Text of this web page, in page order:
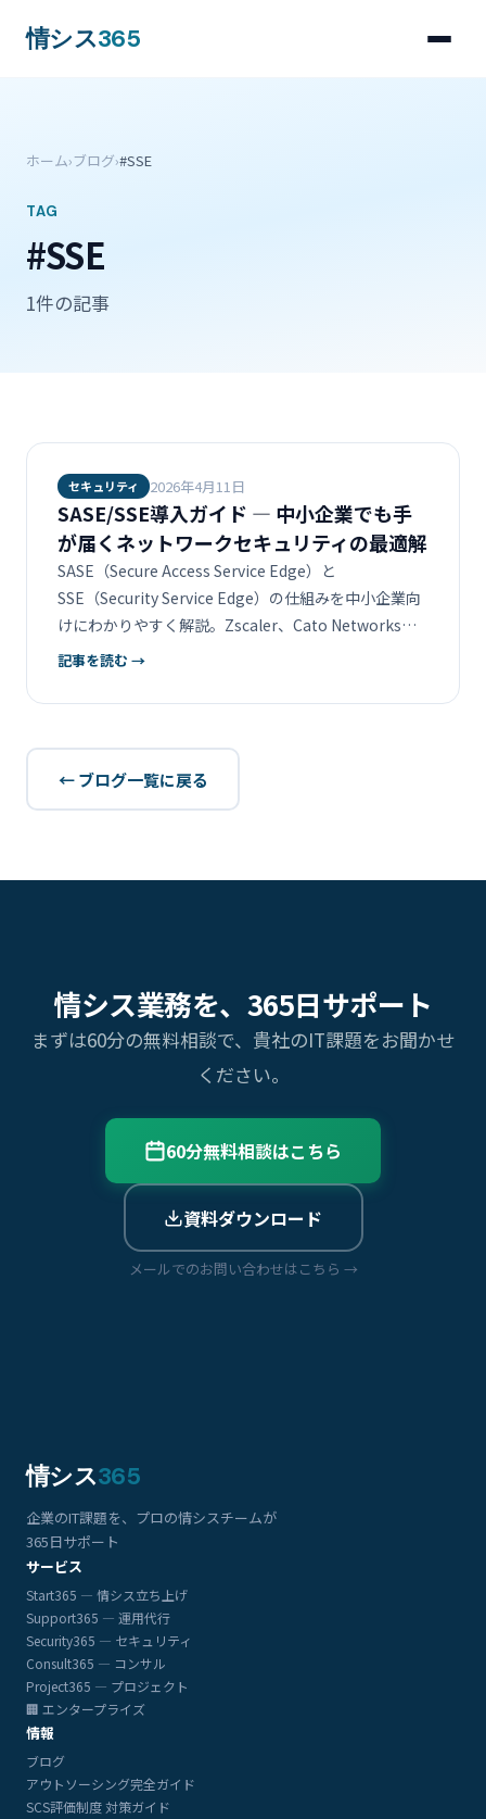
情シス365
ホーム›ブログ›#SSE
TAG
#SSE
1件の記事
セキュリティ 2026年4月11日
SASE/SSE導入ガイド — 中小企業でも手
が届くネットワークセキュリティの最適解
SASE（Secure Access Service Edge）と
SSE（Security Service Edge）の仕組みを中小企業向
けにわかりやすく解説。Zscaler、Cato Networks、
Cisco Umbrellaなどの製品比較、導入判断の基準、段
記事を読む →
← ブログ一覧に戻る
情シス業務を、365日サポート
まずは60分の無料相談で、貴社のIT課題をお聞かせ
ください。
60分無料相談はこちら
資料ダウンロード
メールでのお問い合わせはこちら →
情シス365
企業のIT課題を、プロの情シスチームが
365日サポート
サービス
Start365 — 情シス立ち上げ
Support365 — 運用代行
Security365 — セキュリティ
Consult365 — コンサル
Project365 — プロジェクト
🏢 エンタープライズ
情報
ブログ
アウトソーシング完全ガイド
SCS評価制度 対策ガイド